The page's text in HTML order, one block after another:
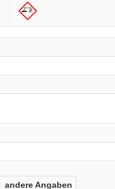
andere Angaben